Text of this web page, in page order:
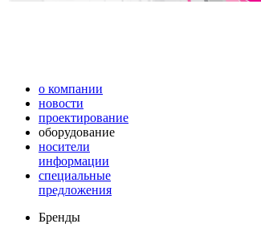
о компании
новости
проектирование
оборудование
носители
информации
специальные
предложения
Бренды